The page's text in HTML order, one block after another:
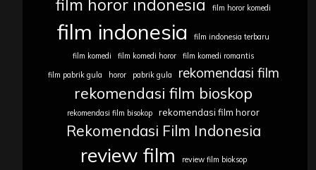
film horor indonesia film horor komedi
film indonesia
film indonesia terbaru
film komedi
film komedi horor
film komedi romantis
film pabrik gula
horor pabrik gula rekomendasi film
rekomendasi film bioskop
rekomendasi film bisokop rekomendasi film horor
Rekomendasi Film Indonesia
review film review film bioksop